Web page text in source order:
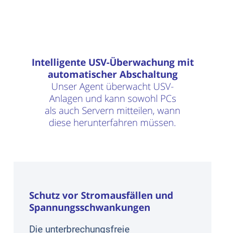
Schutz vor Stromausfällen und
Spannungsschwankungen
Die unterbrechungsfreie
Intelligente USV-Überwachung mit
automatischer Abschaltung
Unser Agent überwacht USV-
Anlagen und kann sowohl PCs
als auch Servern mitteilen, wann
diese herunterfahren müssen.